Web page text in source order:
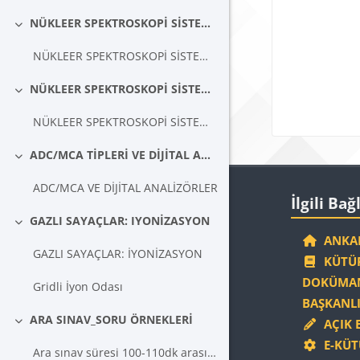
Daralt
NÜKLEER SPEKTROSKOPİ SİSTEMLERİ
NÜKLEER SPEKTROSKOPİ SİSTEMLERİ
Daralt
NÜKLEER SPEKTROSKOPİ SİSTEMLERİ 2:HVPS,YÜKSELTEÇ,AYIRICI,ADC,SAYICI/ZAMANLAYICI, TEK KANALLI ANALİZÖR
NÜKLEER SPEKTROSKOPİ SİSTEMİ 2
Daralt
ADC/MCA TİPLERİ VE DİJİTAL ANALİZÖRLER
ADC/MCA VE DİJİTAL ANALİZÖRLER
Daralt
GAZLI SAYAÇLAR: IYONİZASYON
GAZLI SAYAÇLAR: İYONİZASYON
Gridli İyon Odası
Daralt
ARA SINAV_SORU ÖRNEKLERİ
Ara sınav süresi 100-110dk arasındadır. sınav...
İlgili
AÇIK
E-